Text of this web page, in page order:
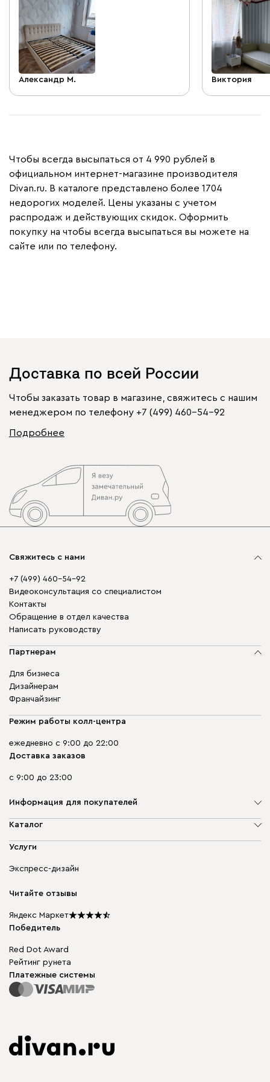
Александр М. Виктория
Чтобы всегда высыпаться от 4 990 рублей в
официальном интернет-магазине производителя
Divan.ru. В каталоге представлено более 1704
недорогих моделей. Цены указаны с учетом
распродаж и действующих скидок. Оформить
покупку на чтобы всегда высыпаться вы можете на
сайте или по телефону.
Доставка по всей России
Чтобы заказать товар в магазине, свяжитесь с нашим
менеджером по телефону +7 (499) 460-54-92
Подробнее
Свяжитесь с нами
+7 (499) 460-54-92
Видеоконсультация со специалистом
Контакты
Обращение в отдел качества
Написать руководству
Партнерам
Для бизнеса
Дизайнерам
Франчайзинг
Режим работы колл-центра
ежедневно с 9:00 до 22:00
Доставка заказов
с 9:00 до 23:00
Информация для покупателей
О компании
Доставка и оплата
диван.клуб
Подарочные сертификаты
Мы в прессе
Каталог
Мягкая мебель
Бескаркасная мебель
Столы и стулья
Услуги
Экспресс-дизайн
Читайте отзывы
Яндекс Маркет
Победитель
Red Dot Award
Рейтинг рунета
Платежные системы